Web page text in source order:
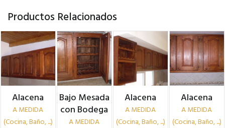
Productos Relacionados
Alacena
A MEDIDA
(Cocina, Baño, ...)
Bajo Mesada
con Bodega
A MEDIDA
Alacena
A MEDIDA
(Cocina, Baño, ...)
Alacena
A MEDIDA
(Cocina, Baño, ...)